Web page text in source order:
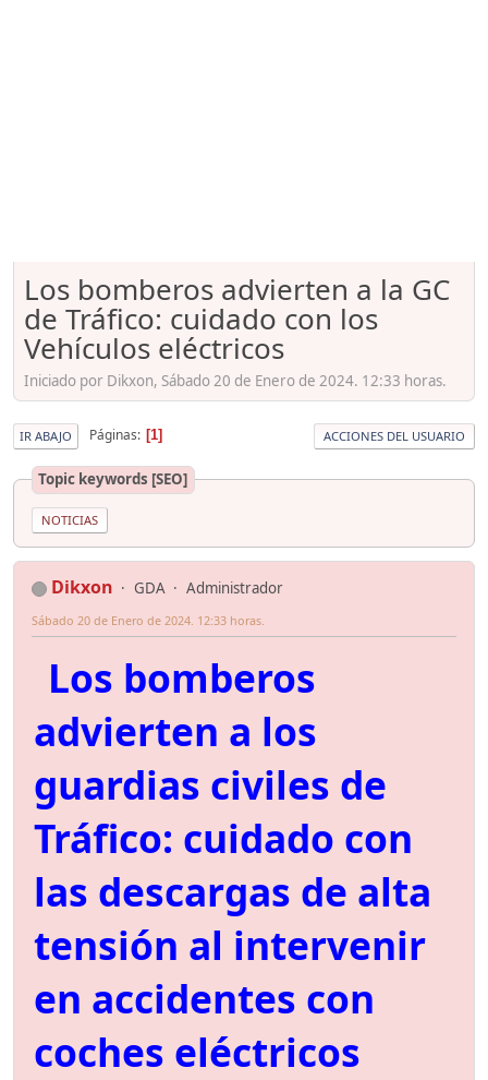
Los bomberos advierten a la GC
de Tráfico: cuidado con los
Vehículos eléctricos
Iniciado por Dikxon, Sábado 20 de Enero de 2024. 12:33 horas.
IR ABAJO Páginas 1 ACCIONES DEL USUARIO
Topic keywords [SEO]
NOTICIAS
Dikxon GDA Administrador
Sábado 20 de Enero de 2024. 12:33 horas.
Los bomberos
advierten a los
guardias civiles de
Tráfico: cuidado con
las descargas de alta
tensión al intervenir
en accidentes con
coches eléctricos